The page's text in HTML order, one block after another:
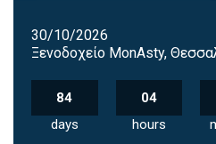
30/10/2026
Ξενοδοχείο MonAsty,
84
days
04
hours